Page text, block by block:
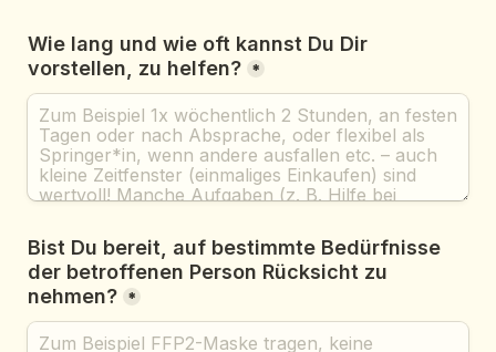
Wie lang und wie oft kannst Du Dir
vorstellen, zu helfen? *
Bist Du bereit, auf bestimmte Bedürfnisse
der betroffenen Person Rücksicht zu
nehmen? *